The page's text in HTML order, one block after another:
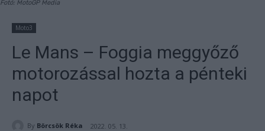
Fotó: MotoGP Media
Moto3
Le Mans – Foggia meggyőző
motorozással hozta a pénteki
napot
By Börcsök Réka 2022. 05. 13.